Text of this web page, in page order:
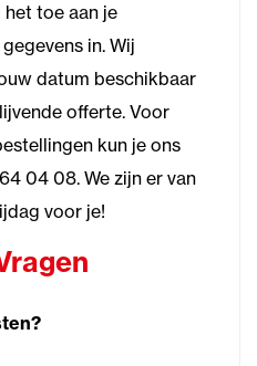
toe aan je
in. Wij
datum beschikbaar
offerte. Voor
kun je ons
04 08. We zijn er van
voor je!